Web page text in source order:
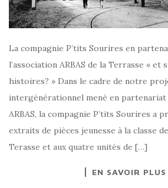
La compagnie P’tits Sourires en
l’association ARBAS de la Terrasse « et
histoires? » Dans le cadre de notre
intergénérationnel mené en partenariat
ARBAS, la compagnie P’tits Sourires a
extraits de pièces jeunesse à la classe
Terasse et aux quatre unités de […]
EN SAVOIR PLUS